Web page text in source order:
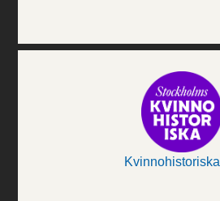
Kvinnohistoriska